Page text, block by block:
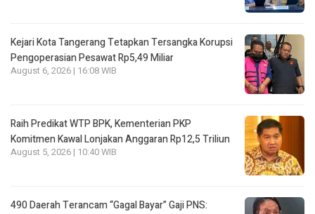
Kejari Kota Tangerang Tetapkan Tersangka Korupsi
Pengoperasian Pesawat Rp5,49 Miliar
August 6, 2026 | 16:08 WIB
Raih Predikat WTP BPK, Kementerian PKP
Komitmen Kawal Lonjakan Anggaran Rp12,5 Triliun
August 5, 2026 | 10:40 WIB
490 Daerah Terancam “Gagal Bayar” Gaji PNS: